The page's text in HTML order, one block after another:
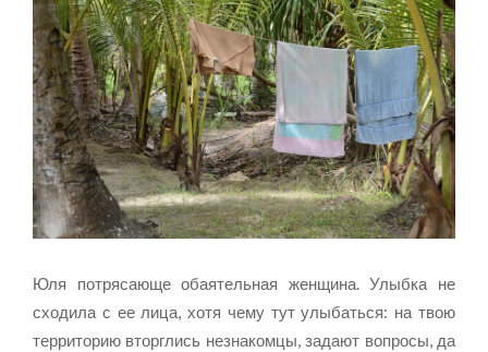
Юля потрясающе обаятельная женщина. Улыбка не
сходила с ее лица, хотя чему тут улыбаться: на твою
территорию вторглись незнакомцы, задают вопросы, да